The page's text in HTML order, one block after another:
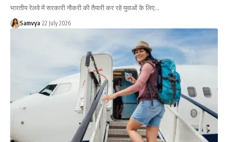
भारतीय रेलवे में सरकारी नौकरी की तैयारी कर रहे युवाओं के लिए…
Samvya 22 July 2026